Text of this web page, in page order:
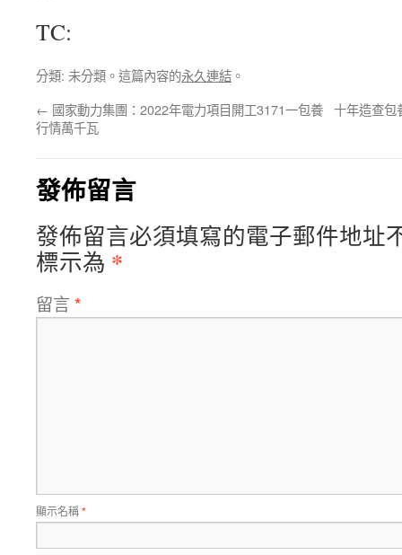
TC:
分類: 未分類。這篇內容的永久連結 。
← 國家動力集團：2022年電力項目開工3171一包養
行情萬千瓦
十年造查包
發佈留言
發佈留言必須填寫的電子郵件地址
標示為 *
留言 *
顯示名稱*